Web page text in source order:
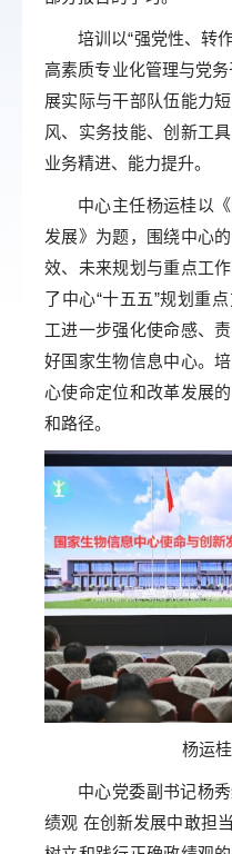
培训以“强党性、
高素质专业化管理与党
展实际与干部队伍能力
风、实务技能、创新工
业务精进、能力提升。
中心主任杨运桂以
发展》为题，围绕中心
效、未来规划与重点工
了中心“十五五”规划重
工进一步强化使命感、
好国家生物信息中心。
心使命定位和改革发展
和路径。
杨运
中心党委副书记杨
绩观 在创新发展中敢担